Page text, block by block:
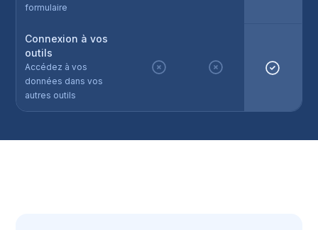
formulaire
Connexion à vos
outils
Accédez à vos
données dans vos
autres outils